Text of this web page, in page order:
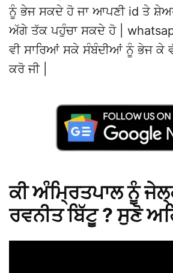
ਨੂੰ ਭੇਜ ਸਕਦੇ ਹੋ ਜਾ ਆਪਣੀ id ਤੇ
ਅੱਗੇ ਤੱਕ ਪਹੁੰਚਾ ਸਕਦੇ ਹੋ |
ਵੀ ਸਾਰਿਆਂ ਸਕੇ ਸੰਬੰਦੀਆਂ ਨੂੰ ਭੇਜ ਕੇ
ਕਰੋ ਜੀ |
ਕੀ ਅੰਮ੍ਰਿਤਪਾਲ ਨੂੰ
ਰਵਨੀਤ ਬਿੱਟੂ ? ਸੁਣੋ